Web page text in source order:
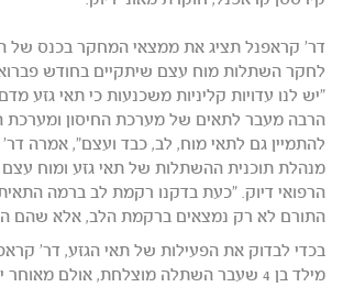
דר' קראפנל תציג את ממצאי המחקר בכנס של
לחקר השתלות מוח עצם שיתקיים בחודש
"יש לנו עדויות קליניות משכנעות כי תאי גזע מדם
הרבה מעבר לתאים של מערכת החיסון ומערכת
להתמיין גם לתאי מוח, לב, כבד ועצם", אמרה דר'
מנהלת תוכנית ההשתלות של תאי גזע ומוח
הרפואי דיוק. "כעת בדקנו רקמת לב ברמה התאית
התורם לא רק נמצאים ברקמת הלב, אלא שהם
בכדי לבדוק את הפעילות של תאי הגזע, דר'
מילד בן 4 שעבר השתלה מוצלחת, אולם